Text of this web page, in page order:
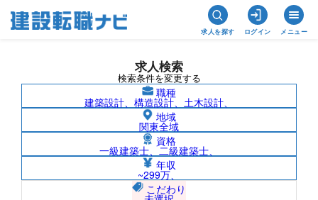
求人を探す ログイン メニュー
求人検索
検索条件を変更する
職種
建築設計、構造設計、土木設計、
地域
関東全域
資格
一級建築士、二級建築士、
年収
~299万、
こだわり
徳島県/社名非公開の求人検索結果一覧